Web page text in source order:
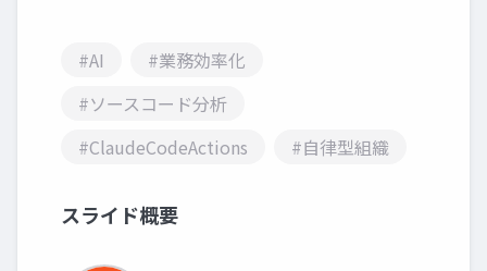
#AI
#業務効率化
#ソースコード分析
#ClaudeCodeActions
#自律型組織
スライド概要